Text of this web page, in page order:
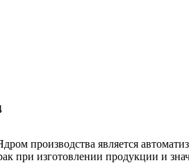
производства является
при изготовлении продукции и